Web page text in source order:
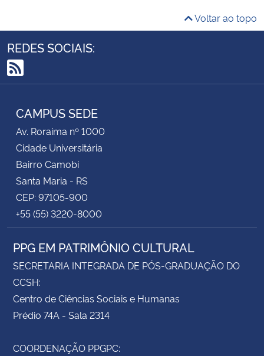
Voltar ao topo
REDES SOCIAIS:
RSS
CAMPUS SEDE
Av. Roraima nº 1000
Cidade Universitária
Bairro Camobi
Santa Maria - RS
CEP: 97105-900
+55 (55) 3220-8000
PPG EM PATRIMÔNIO CULTURAL
SECRETARIA INTEGRADA DE PÓS-GRADUAÇÃO DO
CCSH:
Centro de Ciências Sociais e Humanas
Prédio 74A - Sala 2314
COORDENAÇÃO PPGPC: